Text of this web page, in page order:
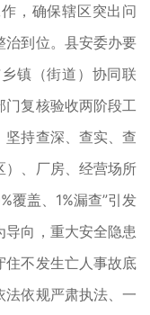
，确保辖区突出问
治到位。县安委办要
镇（街道）协同联
复核验收两阶段工
坚持查深、查实、查
）、厂房、经营场所
覆盖、1%漏查”引发
向，重大安全隐患
住不发生亡人事故底
法依规严肃执法、一